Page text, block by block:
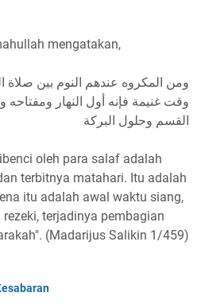
mengatakan,
ومن المكروه عندهم النوم بين
وقت غنيمة فإنه أول النهار
القسم وحلول البركة
oleh para salaf adalah
terbitnya matahari. Itu adalah
itu adalah awal waktu siang,
terjadinya pembagian
(Madarijus Salikin 1/459)